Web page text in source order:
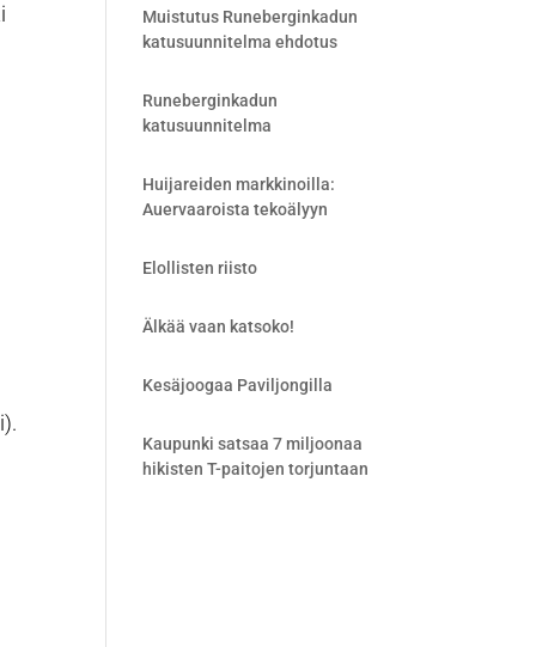
Muistutus Runeberginkadun
katusuunnitelma ehdotus
Runeberginkadun
katusuunnitelma
Huijareiden markkinoilla:
Auervaaroista tekoälyyn
Elollisten riisto
Älkää vaan katsoko!
Kesäjoogaa Paviljongilla
Kaupunki satsaa 7 miljoonaa
hikisten T-paitojen torjuntaan